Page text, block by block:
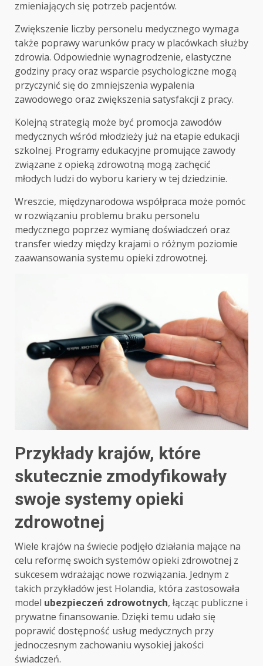
zmieniających się potrzeb pacjentów.
Zwiększenie liczby personelu medycznego wymaga
także poprawy warunków pracy w placówkach służby
zdrowia. Odpowiednie wynagrodzenie, elastyczne
godziny pracy oraz wsparcie psychologiczne mogą
przyczynić się do zmniejszenia wypalenia
zawodowego oraz zwiększenia satysfakcji z pracy.
Kolejną strategią może być promocja zawodów
medycznych wśród młodzieży już na etapie edukacji
szkolnej. Programy edukacyjne promujące zawody
związane z opieką zdrowotną mogą zachęcić
młodych ludzi do wyboru kariery w tej dziedzinie.
Wreszcie, międzynarodowa współpraca może pomóc
w rozwiązaniu problemu braku personelu
medycznego poprzez wymianę doświadczeń oraz
transfer wiedzy między krajami o różnym poziomie
zaawansowania systemu opieki zdrowotnej.
Przykłady krajów, które
skutecznie zmodyfikowały
swoje systemy opieki
zdrowotnej
Wiele krajów na świecie podjęło działania mające na
celu reformę swoich systemów opieki zdrowotnej z
sukcesem wdrażając nowe rozwiązania. Jednym z
takich przykładów jest Holandia, która zastosowała
model ubezpieczeń zdrowotnych, łącząc publiczne i
prywatne finansowanie. Dzięki temu udało się
poprawić dostępność usług medycznych przy
jednoczesnym zachowaniu wysokiej jakości
świadczeń.